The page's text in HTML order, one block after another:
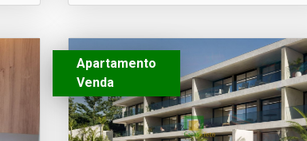
Apartamento
Venda